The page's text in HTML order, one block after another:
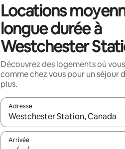
Locations
longue durée à
Westchester
Découvrez des logements où
comme chez vous pour un séjour
plus.
Adresse
Lorsque les résultats s'affichent,
Arrivée